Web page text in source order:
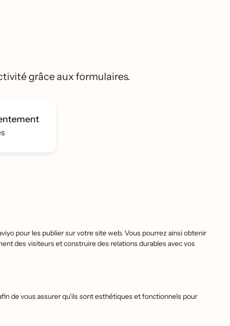
grâce aux formulaires.
pour les publier sur votre site web. Vous pourrez ainsi obtenir
des visiteurs et construire des relations durables avec vos
de vous assurer qu'ils sont esthétiques et fonctionnels pour